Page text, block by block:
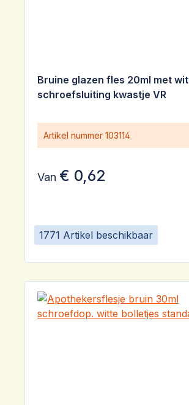
1771 Artikel beschikbaar
Bruine glazen fles 20ml met wit
schroefsluiting kwastje VR
Artikel nummer 103114
Van € 0,62